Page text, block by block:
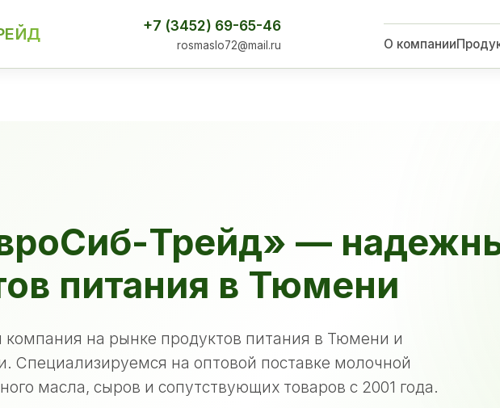
+7 (3452) 69-65-46
rosmaslo72@mail.ru О компании
Трейд» —
питания в Тюмени
компания на рынке продуктов питания в Тюмени и
Специализируемся на оптовой поставке молочной
масла, сыров и сопутствующих товаров с 2001 года.